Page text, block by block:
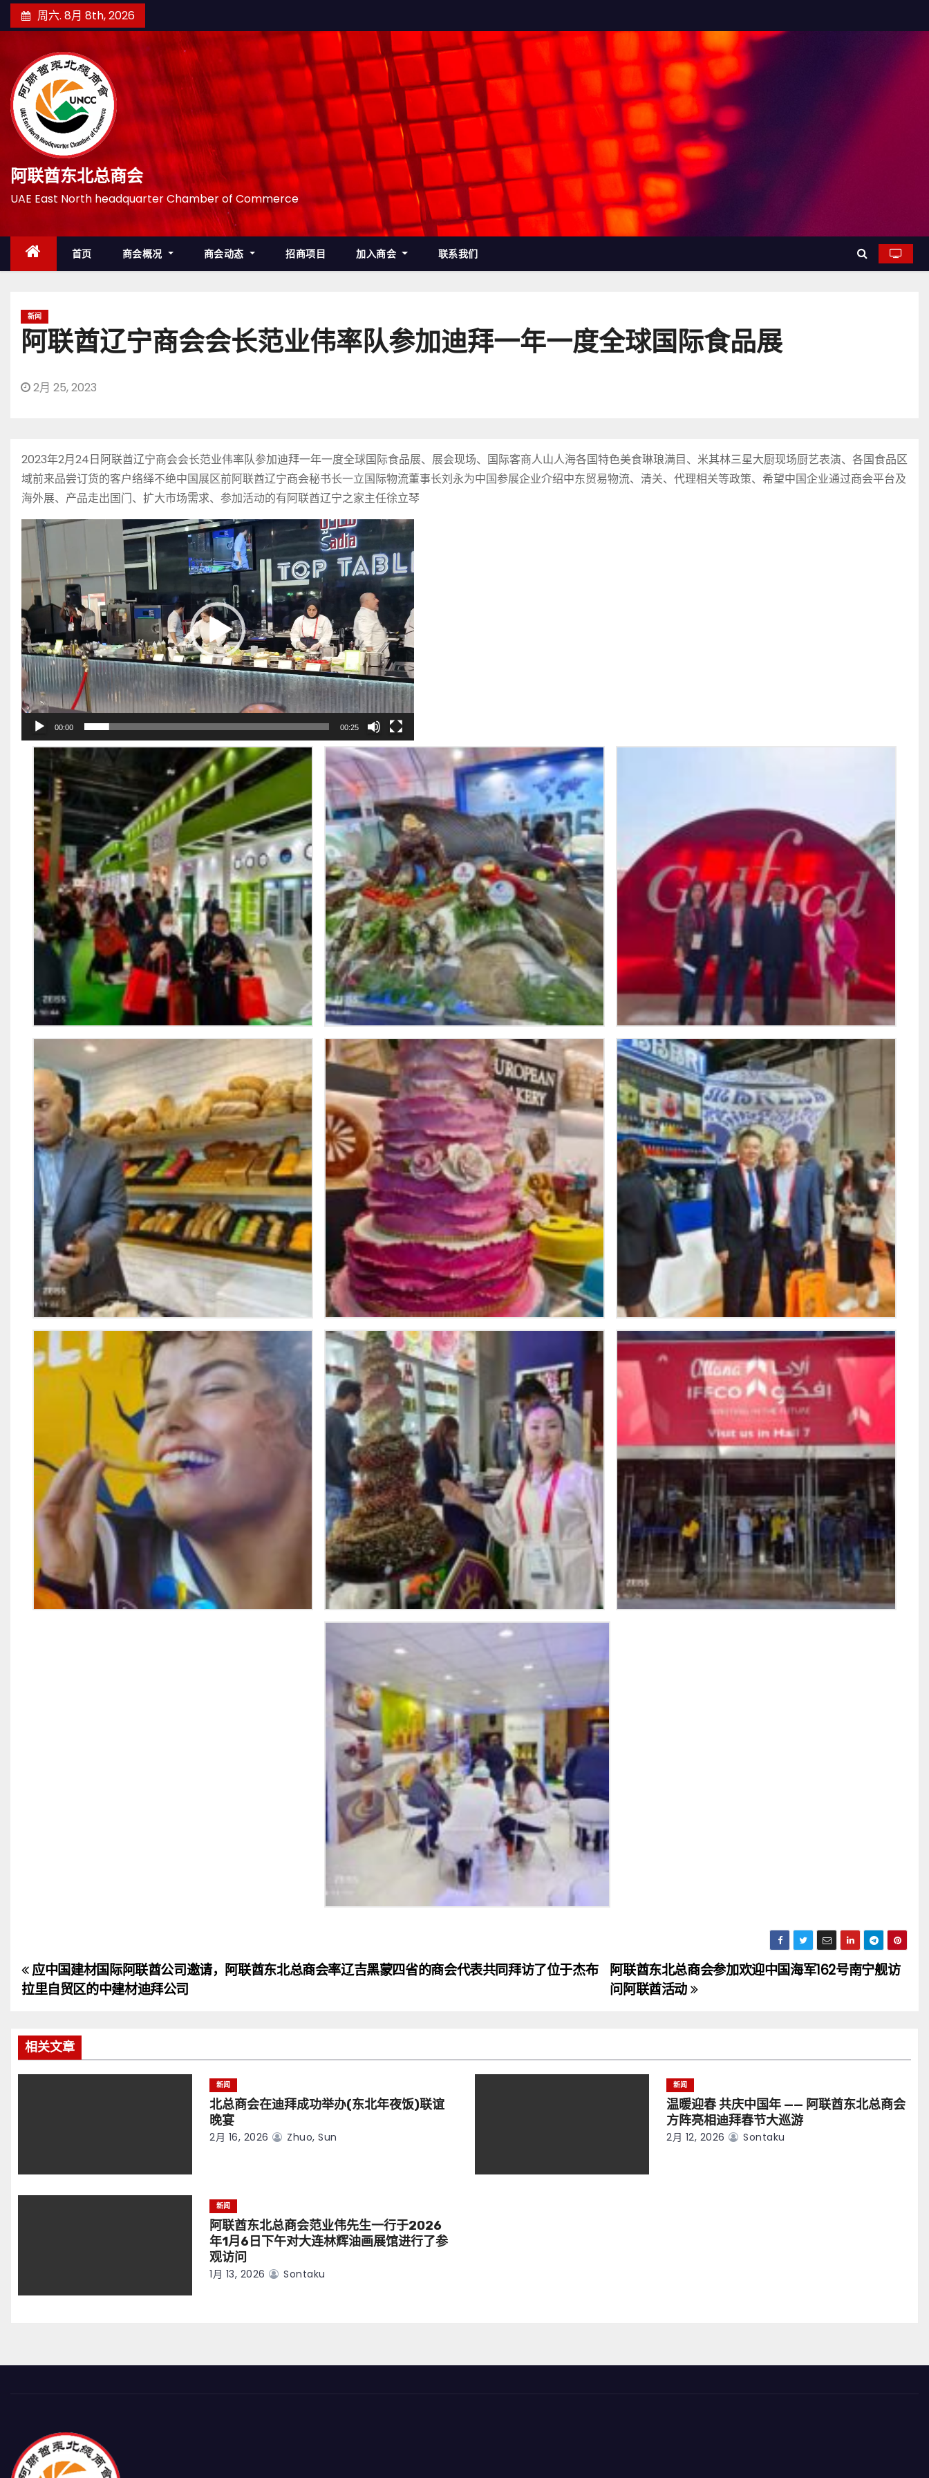
至
周六. 8月 8th, 2026
阿联酋东北总商会
UAE East North headquarter Chamber of Commerce
首页 商会概况 商会动态 招商项目 加入商会 联系我们
新闻
阿联酋辽宁商会会长范业伟率队参加迪拜一年一度全球国际食品展
2月 25, 2023
2023年2月24日阿联酋辽宁商会会长范业伟率队参加迪拜一年一度全球国际食品展、展会现场、国际客商人山人海各国特色美食琳琅满目、米其林三星大厨现场厨艺表演、各国食品区
域前来品尝订货的客户络绎不绝中国展区前阿联酋辽宁商会秘书长一立国际物流董事长刘永为中国参展企业介绍中东贸易物流、清关、代理相关等政策、希望中国企业通过商会平台及
海外展、产品走出国门、扩大市场需求、参加活动的有阿联酋辽宁之家主任徐立琴
视
放
器
00:00 00:25
文
章
导
航
阿联酋东北总商会参加欢迎中国海军162号南宁舰访
问阿联酋活动
应中国建材国际阿联酋公司邀请，阿联酋东北总商会率辽吉黑蒙四省的商会代表共同拜访了位于杰布
拉里自贸区的中建材迪拜公司
相关文章
新闻
北总商会在迪拜成功举办(东北年夜饭)联谊
晚宴
2月 16, 2026 Zhuo, Sun
新闻
温暖迎春 共庆中国年 —— 阿联酋东北总商会
方阵亮相迪拜春节大巡游
2月 12, 2026 Sontaku
新闻
阿联酋东北总商会范业伟先生一行于2026
年1月6日下午对大连林辉油画展馆进行了参
观访问
1月 13, 2026 Sontaku